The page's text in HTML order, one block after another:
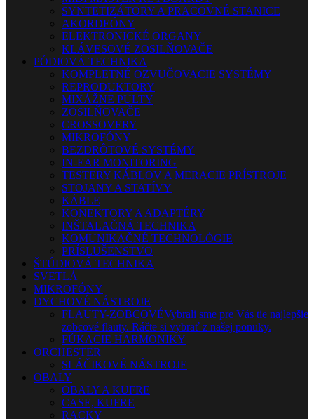
SYNTETIZÁTORY A PRACOVNÉ STANICE
AKORDEÓNY
ELEKTRONICKÉ ORGANY
KLÁVESOVÉ ZOSILŇOVAČE
PÓDIOVÁ TECHNIKA
KOMPLETNÉ OZVUČOVACIE SYSTÉMY
REPRODUKTORY
MIXÁŽNE PULTY
ZOSILŇOVAČE
CROSSOVERY
MIKROFÓNY
BEZDRÔTOVÉ SYSTÉMY
IN-EAR MONITORING
TESTERY KÁBLOV A MERACIE PRÍSTROJE
STOJANY A STATÍVY
KÁBLE
KONEKTORY A ADAPTÉRY
INŠTALAČNÁ TECHNIKA
KOMUNIKAČNÉ TECHNOLÓGIE
PRÍSLUŠENSTVO
ŠTÚDIOVÁ TECHNIKA
SVETLÁ
MIKROFÓNY
DYCHOVÉ NÁSTROJE
FLAUTY-ZOBCOVÉVybrali sme pre Vás tie najlepšie
zobcové flauty. Ráčte si vybrať z našej ponuky.
FÚKACIE HARMONIKY
ORCHESTER
SLÁČIKOVÉ NÁSTROJE
OBALY
OBALY A KUFRE
CASE, KUFRE
RACKY